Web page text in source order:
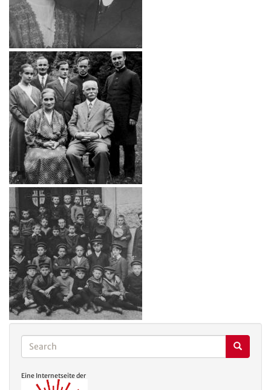
Search
Search Search
Eine Internetseite der